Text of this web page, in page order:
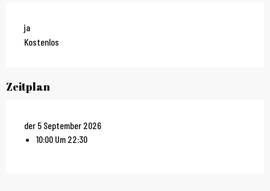
ja
Kostenlos
Zeitplan
der 5 September 2026
10:00 Um 22:30